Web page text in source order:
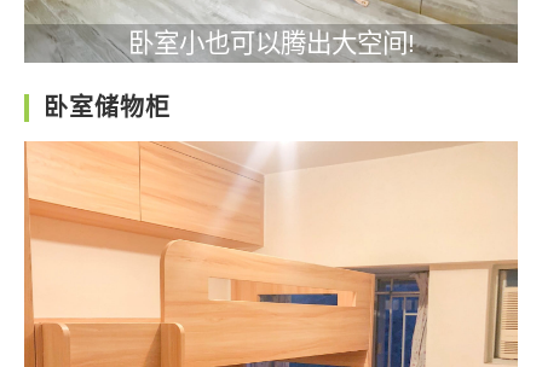
卧室小也可以腾出大空间!
卧室储物柜